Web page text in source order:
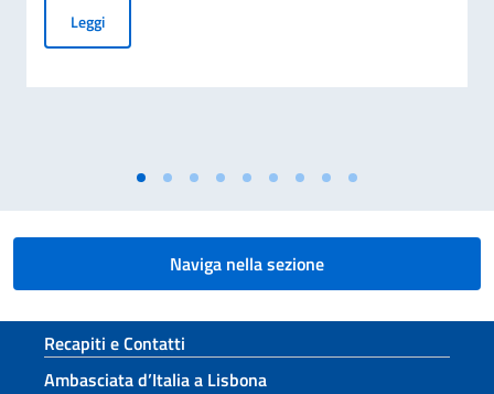
LeggiCessazione della validità della carta d’identità cartacea
Naviga nella sezione
Sezione footer
Recapiti e Contatti
Ambasciata d’Italia a Lisbona